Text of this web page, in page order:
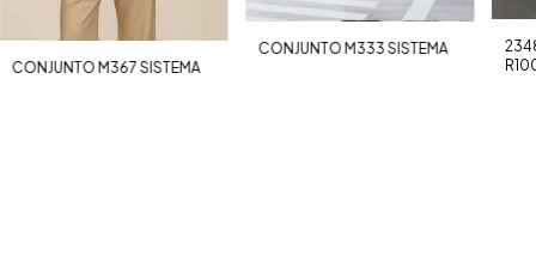
CONJUNTO M367 SISTEMA
CONJUNTO M333 SISTEMA